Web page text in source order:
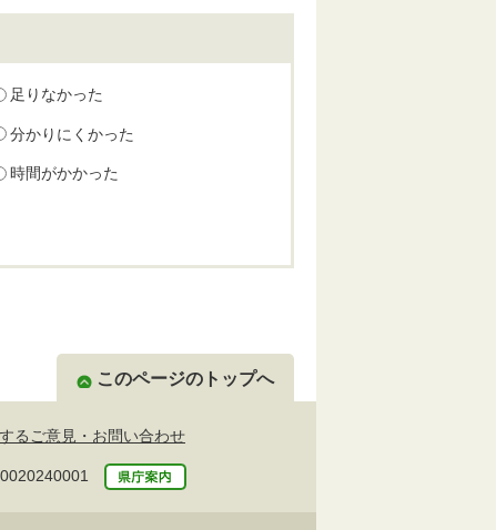
足りなかった
分かりにくかった
時間がかかった
このページのトップへ
るご意見・お問い合わせ